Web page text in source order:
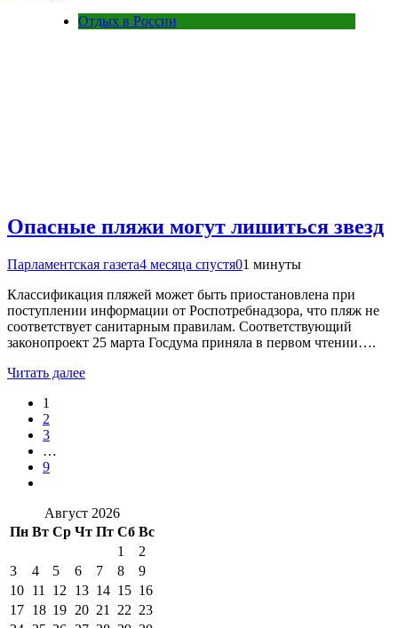
Отдых в России
Опасные пляжи могут лишиться звезд
Парламентская газета4 месяца спустя01 минуты
Классификация пляжей может быть приостановлена при
поступлении информации от Роспотребнадзора, что пляж не
соответствует санитарным правилам. Соответствующий
законопроект 25 марта Госдума приняла в первом чтении….
Читать далее
1
2
3
…
9
Август 2026
Пн Вт Ср Чт Пт Сб Вс
1
2
3
4 5 6 7 8
9
10 11 12 13 14 15 16
17 18 19 20 21 22 23